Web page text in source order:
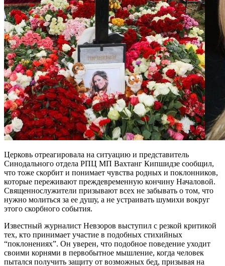
Церковь отреагировала на ситуацию и представитель
Синодального отдела РПЦ МП Вахтанг Кипшидзе сообщил,
что тоже скорбит и понимает чувства родных и поклонников,
которые переживают преждевременную кончину Началовой.
Священнослужители призывают всех не забывать о том, что
нужно молиться за ее душу, а не устраивать шумихи вокруг
этого скорбного события.
Известный журналист Невзоров выступил с резкой критикой
тех, кто принимает участие в подобных стихийных
“поклонениях”. Он уверен, что подобное поведение уходит
своими корнями в первобытное мышление, когда человек
пытался получить защиту от возможных бед, призывая на